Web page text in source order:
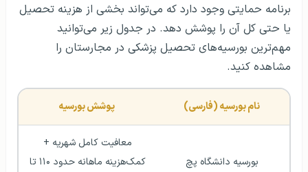
برنامه حمایتی وجود دارد که می‌تواند بخشی از هزینه تحصیل
یا حتی کل آن را پوشش دهد. در جدول زیر می‌توانید
مهم‌ترین بورسیه‌‌های تحصیل پزشکی در مجارستان را
مشاهده کنید.
نام بورسیه (فارسی) پوشش بورسیه
بورسیه دانشگاه پچ